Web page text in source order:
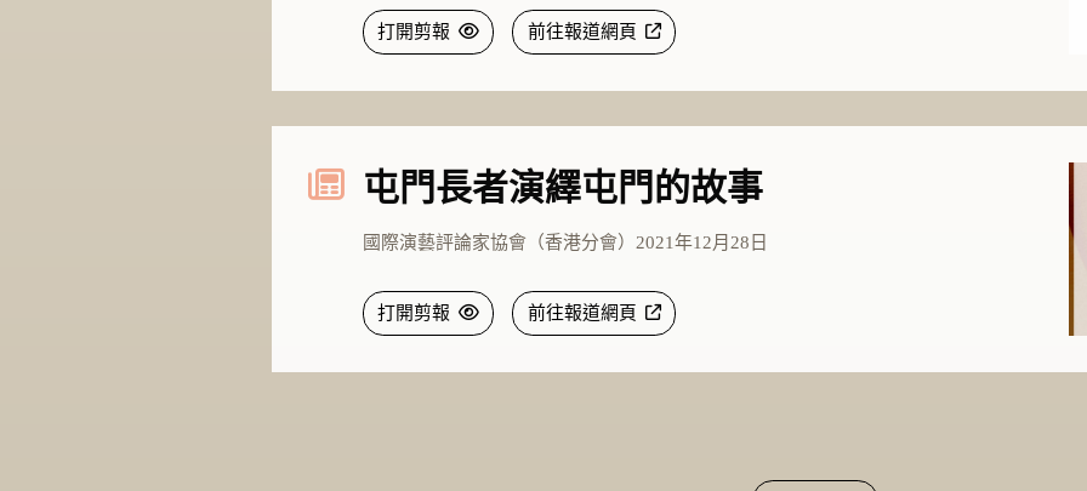
打開剪報 前往報道網頁
屯門長者演繹屯門的故事
國際演藝評論家協會（香港分會）2021年12月28日
打開剪報 前往報道網頁